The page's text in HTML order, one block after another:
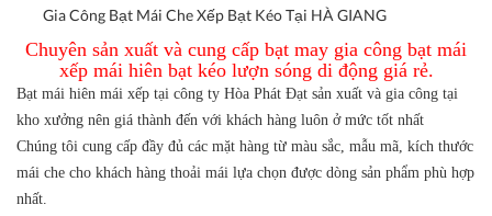
Gia Công Bạt Mái Che Xếp Bạt Kéo Tại HÀ GIANG
Chuyên sản xuất và cung cấp bạt may gia công bạt mái
xếp mái hiên bạt kéo lượn sóng di động giá rẻ.
Bạt mái hiên mái xếp tại công ty Hòa Phát Đạt sản xuất và gia công tại
kho xưởng nên giá thành đến với khách hàng luôn ở mức tốt nhất
Chúng tôi cung cấp đầy đủ các mặt hàng từ màu sắc, mẫu mã, kích thước
mái che cho khách hàng thoải mái lựa chọn được dòng sản phẩm phù hợp
nhất.